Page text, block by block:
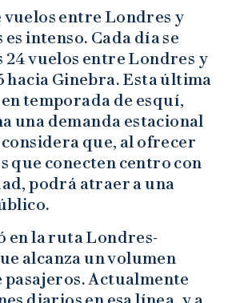
vuelos entre Londres y
intenso. Cada día se
vuelos entre Londres y
hacia Ginebra. Esta última
temporada de esquí,
una demanda estacional
que, al ofrecer
que conecten centro con
podrá atraer a una
en la ruta Londres-
alcanza un volumen
Actualmente